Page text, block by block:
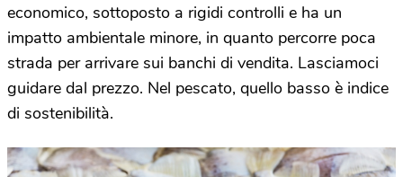
economico, sottoposto a rigidi controlli e ha un
impatto ambientale minore, in quanto percorre poca
strada per arrivare sui banchi di vendita. Lasciamoci
guidare dal prezzo. Nel pescato, quello basso è indice
di sostenibilità.